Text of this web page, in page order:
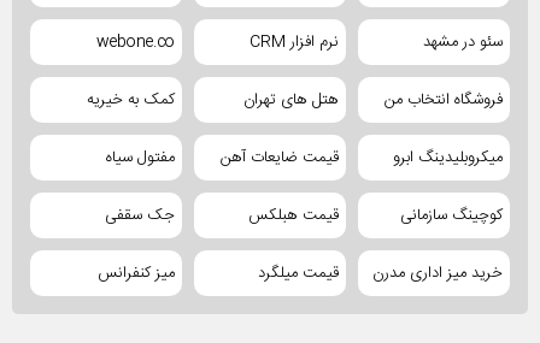
سئو در مشهد نرم افزار CRM webone.co
فروشگاه انتخاب من هتل های تهران کمک به خیریه
میکروبلیدینگ ابرو قیمت ضایعات آهن مفتول سیاه
کوچینگ سازمانی قیمت هبلکس جک سقفی
خرید میز اداری مدرن قیمت میلگرد میز کنفرانس